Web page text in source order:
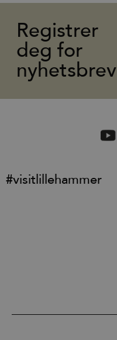
Registrer
deg for
nyhetsbrev
#visitlillehammer